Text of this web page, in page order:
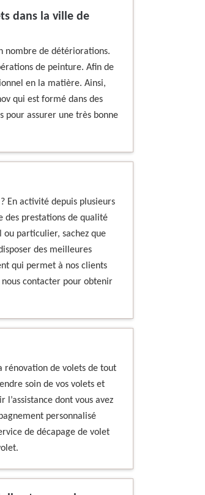
dans la ville de
nombre de détériorations.
de peinture. Afin de
en la matière. Ainsi,
qui est formé dans des
pour assurer une très bonne
En activité depuis plusieurs
des prestations de qualité
ou particulier, sachez que
des meilleures
qui permet à nos clients
nous contacter pour obtenir
rénovation de volets de tout
soin de vos volets et
dont vous avez
personnalisé
de décapage de volet